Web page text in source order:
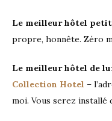
Le meilleur hôtel
propre, honnête. Zéro
Le meilleur hôtel de
Collection Hotel –
moi. Vous serez installé